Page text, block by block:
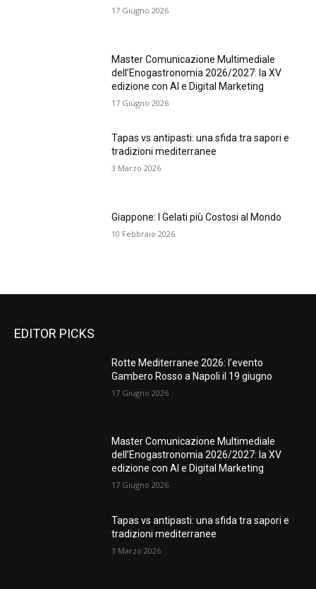
17 Giugno 2026
Master Comunicazione Multimediale
dell’Enogastronomia 2026/2027: la XV
edizione con AI e Digital Marketing
17 Giugno 2026
Tapas vs antipasti: una sfida tra sapori e
tradizioni mediterranee
3 Marzo 2026
Giappone: I Gelati più Costosi al Mondo
10 Febbraio 2026
EDITOR PICKS
Rotte Mediterranee 2026: l’evento
Gambero Rosso a Napoli il 19 giugno
17 Giugno 2026
Master Comunicazione Multimediale
dell’Enogastronomia 2026/2027: la XV
edizione con AI e Digital Marketing
17 Giugno 2026
Tapas vs antipasti: una sfida tra sapori e
tradizioni mediterranee
3 Marzo 2026